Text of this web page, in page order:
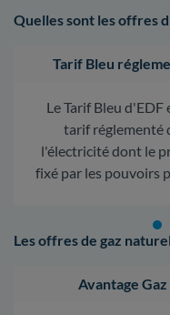
Quelles sont les offres
Tarif Bleu
Le Tarif Bleu d'EDF
tarif réglementé
l'électricité dont le
fixé par les pouvoirs
Les offres de gaz
Avantage Gaz